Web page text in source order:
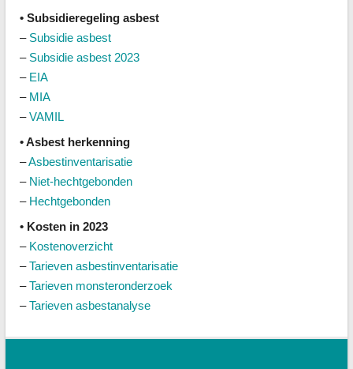
• Subsidieregeling asbest
– Subsidie asbest
– Subsidie asbest 2023
– EIA
– MIA
–VAMIL
• Asbest herkenning
–Asbestinventarisatie
– Niet-hechtgebonden
– Hechtgebonden
• Kosten in 2023
– Kostenoverzicht
–Tarieven asbestinventarisatie
–Tarieven monsteronderzoek
–Tarieven asbestanalyse